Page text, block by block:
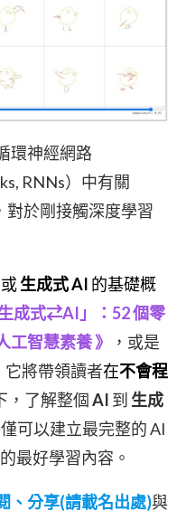
環神經網路
RNNs）中有關
於剛接觸深度學習
或生成式 AI 的基礎概
生成式⇄AI」：52 個零
工智慧素養》
，或是
它將帶領讀者在不會程
，了解整個AI 到 生成
可以建立最完整的 AI
最好學習內容。
、分享(請載名出處)與